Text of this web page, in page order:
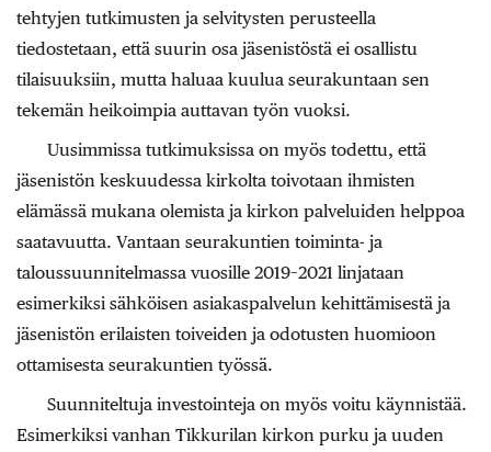
tehtyjen tutkimusten ja selvitysten perusteella
tiedostetaan, että suurin osa jäsenistöstä ei osallistu
tilaisuuksiin, mutta haluaa kuulua seurakuntaan sen
tekemän heikoimpia auttavan työn vuoksi.
Uusimmissa tutkimuksissa on myös todettu, että
jäsenistön keskuudessa kirkolta toivotaan ihmisten
elämässä mukana olemista ja kirkon palveluiden helppoa
saatavuutta. Vantaan seurakuntien toiminta- ja
taloussuunnitelmassa vuosille 2019–2021 linjataan
esimerkiksi sähköisen asiakaspalvelun kehittämisestä ja
jäsenistön erilaisten toiveiden ja odotusten huomioon
ottamisesta seurakuntien työssä.
Suunniteltuja investointeja on myös voitu käynnistää.
Esimerkiksi vanhan Tikkurilan kirkon purku ja uuden